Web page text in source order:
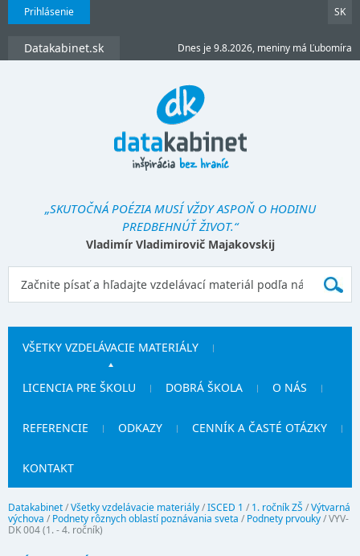
Prihlásenie SK
Datakabinet.sk Dnes je 9.8.2026, meniny má Ľubomíra
„SKUTOČNÁ POÉZIA MUSÍ VŽDY ASPOŇ O HODINU
PREDBEHNÚŤ ŽIVOT.“
Vladimír Vladimirovič Majakovskij
VŠETKY VZDELÁVACIE MATERIÁLY
LICENCIA PRE ŠKOLU DOBRÁ ŠKOLA O NÁS
REFERENCIE ODKAZY CENNÍK A ČASTÉ OTÁZKY
KONTAKT
Datakabinet/Všetky vzdelávacie materiály/ISCED 1 / 1. ročník ZŠ /Výtvarná
výchova / Podnety rôznych oblastí poznávania sveta / Podnety prvouky/VYV-
DK 004 (1. - 4. ročník)